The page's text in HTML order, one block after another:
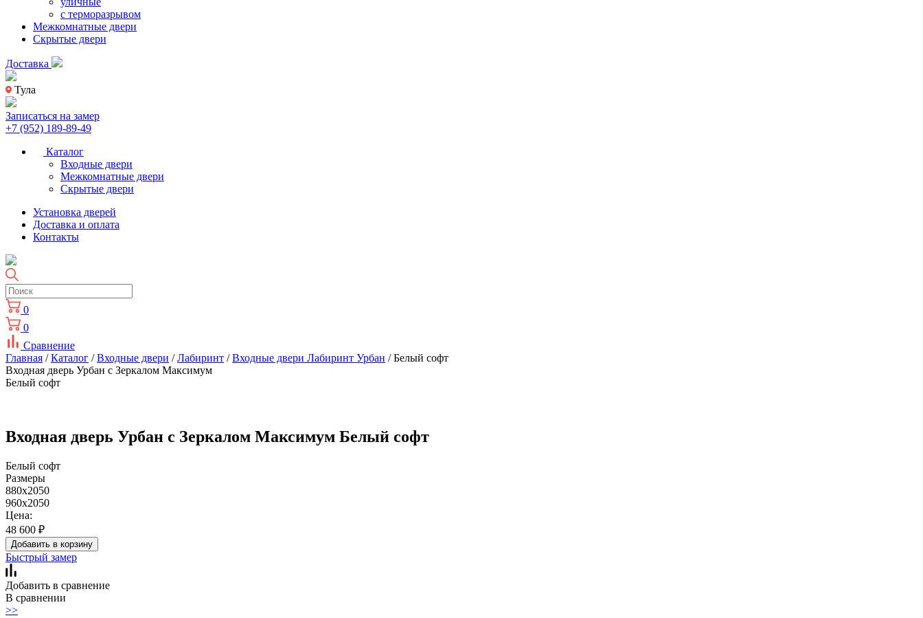
с терморазрывом
Межкомнатные двери
Скрытые двери
Доставка
Тула
Записаться на замер
+7 (952) 189-89-49
Каталог
Входные двери
Межкомнатные двери
Скрытые двери
Установка дверей
Доставка и оплата
Контакты
0
0
Сравнение
Главная /Каталог /Входные двери /Лабиринт /Входные двери Лабиринт Урбан / Белый софт
Входная дверь Урбан с Зеркалом Максимум
Белый софт
Входная дверь Урбан с Зеркалом Максимум Белый софт
Белый софт
Размеры
880x2050
960x2050
Цена:
48 600 ₽
Добавить в корзину
Быстрый замер
Добавить в сравнение
В сравнении
>>